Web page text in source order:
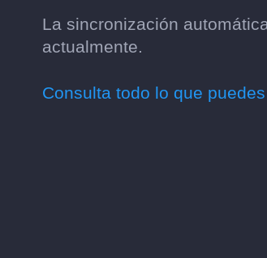
La sincronización
actualmente.
Consulta todo lo que